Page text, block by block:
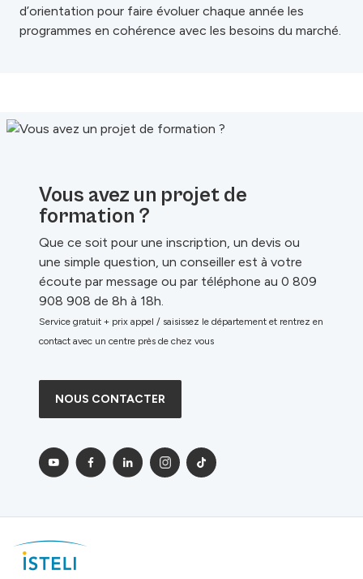
d’orientation pour faire évoluer chaque année les
programmes en cohérence avec les besoins du marché.
Vous avez un projet de
formation ?
Que ce soit pour une inscription, un devis ou
une simple question, un conseiller est à votre
écoute par message ou par téléphone au 0 809
908 908 de 8h à 18h.
Service gratuit + prix appel / saisissez le département et rentrez en
contact avec un centre près de chez vous
NOUS CONTACTER